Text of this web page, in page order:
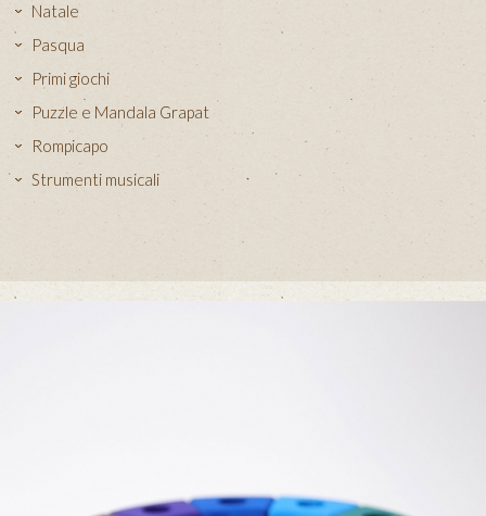
Natale
Pasqua
Primi giochi
Puzzle e Mandala Grapat
Rompicapo
Strumenti musicali